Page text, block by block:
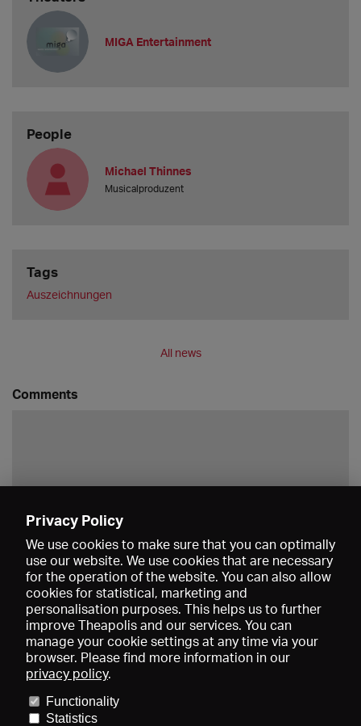
MIGA Entertainment
People
Michael Thinnes
Musicalproduzent
Tags
Auszeichnungen
All news
Comments
About us
Imprint
Privacy Policy
We use cookies to make sure that you can optimally
use our website. We use cookies that are necessary
for the operation of the website. You can also allow
cookies for statistical, marketing and
personalisation purposes. This helps us to further
improve Theapolis and our services. You can
manage your cookie settings at any time via your
browser. Please find more information in our
privacy policy.
Functionality
Statistics